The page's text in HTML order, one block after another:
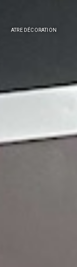
ATRE DÉCORATION